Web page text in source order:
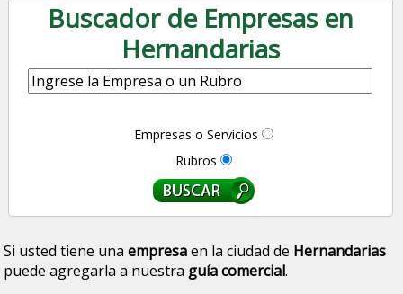
Buscador de Empresas en
Hernandarias
Empresas o Servicios
Rubros
Si usted tiene unaempresaen la ciudad de Hernandarias
puede agregarla a nuestra guía comercial.